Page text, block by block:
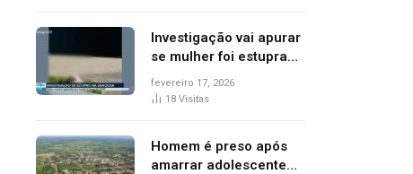
Investigação vai apurar
se mulher foi estuprada
na frente de base da
Guarda Metropolitana
fevereiro 17, 2026
18 Visitas
Homem é preso após
amarrar adolescente